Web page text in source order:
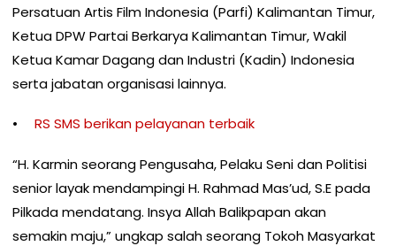
Persatuan Artis Film Indonesia (Parfi) Kalimantan Timur,
Ketua DPW Partai Berkarya Kalimantan Timur, Wakil
Ketua Kamar Dagang dan Industri (Kadin) Indonesia
serta jabatan organisasi lainnya.
RS SMS berikan pelayanan terbaik
“H. Karmin seorang Pengusaha, Pelaku Seni dan Politisi
senior layak mendampingi H. Rahmad Mas’ud, S.E pada
Pilkada mendatang. Insya Allah Balikpapan akan
semakin maju,” ungkap salah seorang Tokoh Masyarkat